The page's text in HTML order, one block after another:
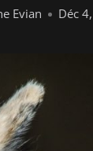
Evian Déc